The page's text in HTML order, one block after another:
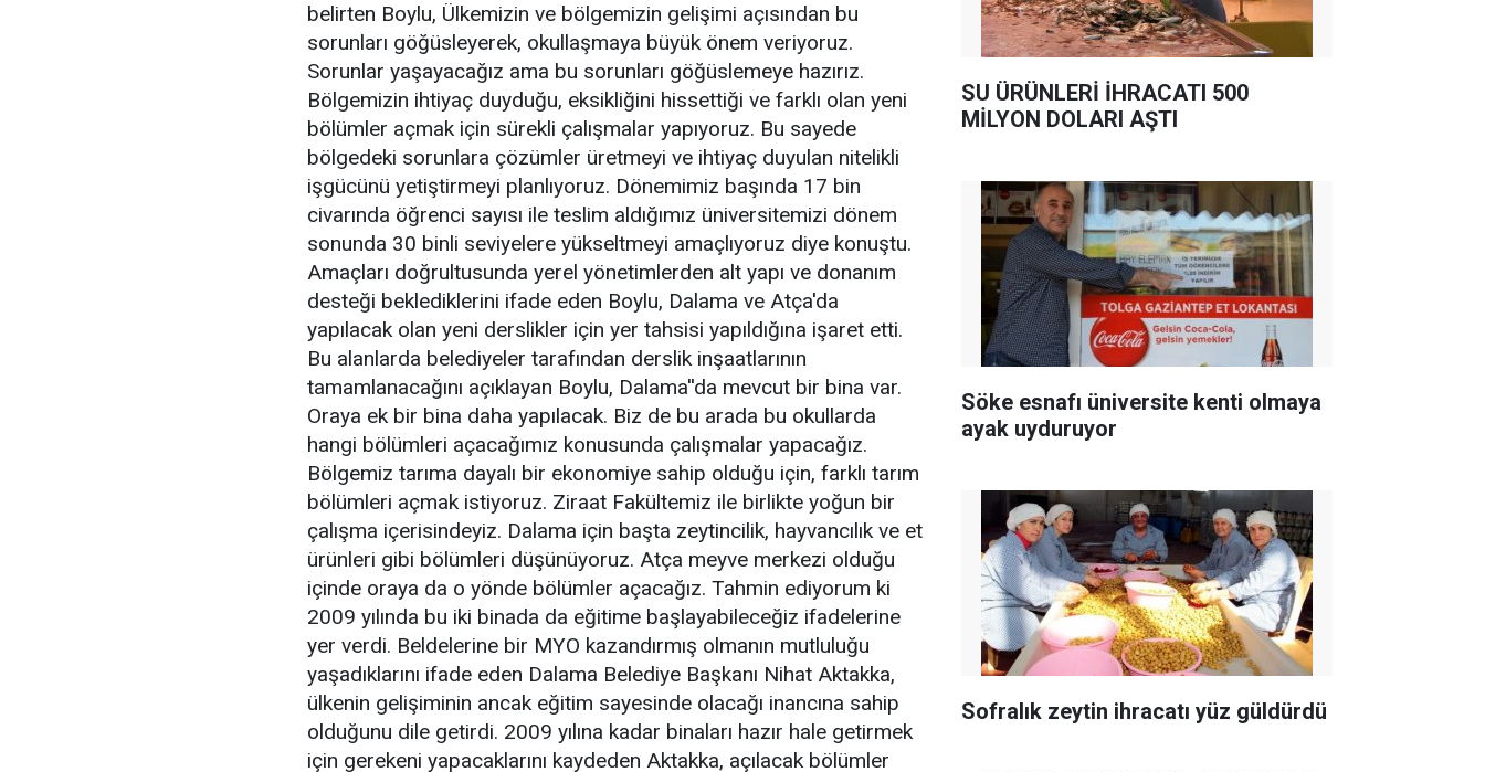
belirten Boylu, Ülkemizin ve bölgemizin gelişimi açısından bu
sorunları göğüsleyerek, okullaşmaya büyük önem veriyoruz.
Sorunlar yaşayacağız ama bu sorunları göğüslemeye hazırız.
Bölgemizin ihtiyaç duyduğu, eksikliğini hissettiği ve farklı olan yeni
bölümler açmak için sürekli çalışmalar yapıyoruz. Bu sayede
bölgedeki sorunlara çözümler üretmeyi ve ihtiyaç duyulan nitelikli
işgücünü yetiştirmeyi planlıyoruz. Dönemimiz başında 17 bin
civarında öğrenci sayısı ile teslim aldığımız üniversitemizi dönem
sonunda 30 binli seviyelere yükseltmeyi amaçlıyoruz diye konuştu.
Amaçları doğrultusunda yerel yönetimlerden alt yapı ve donanım
desteği beklediklerini ifade eden Boylu, Dalama ve Atça'da
yapılacak olan yeni derslikler için yer tahsisi yapıldığına işaret etti.
Bu alanlarda belediyeler tarafından derslik inşaatlarının
tamamlanacağını açıklayan Boylu, Dalama''da mevcut bir bina var.
Oraya ek bir bina daha yapılacak. Biz de bu arada bu okullarda
hangi bölümleri açacağımız konusunda çalışmalar yapacağız.
Bölgemiz tarıma dayalı bir ekonomiye sahip olduğu için, farklı tarım
bölümleri açmak istiyoruz. Ziraat Fakültemiz ile birlikte yoğun bir
çalışma içerisindeyiz. Dalama için başta zeytincilik, hayvancılık ve et
ürünleri gibi bölümleri düşünüyoruz. Atça meyve merkezi olduğu
içinde oraya da o yönde bölümler açacağız. Tahmin ediyorum ki
2009 yılında bu iki binada da eğitime başlayabileceğiz ifadelerine
yer verdi. Beldelerine bir MYO kazandırmış olmanın mutluluğu
yaşadıklarını ifade eden Dalama Belediye Başkanı Nihat Aktakka,
ülkenin gelişiminin ancak eğitim sayesinde olacağı inancına sahip
olduğunu dile getirdi. 2009 yılına kadar binaları hazır hale getirmek
için gerekeni yapacaklarını kaydeden Aktakka, açılacak bölümler
SU ÜRÜNLERİ İHRACATI 500
MİLYON DOLARI AŞTI
Söke esnafı üniversite kenti olmaya
ayak uyduruyor
Sofralık zeytin ihracatı yüz güldürdü